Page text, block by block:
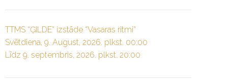
TTMS “ĢILDE” izstāde “Vasaras ritmi”
Svētdiena, 9. August, 2026. plkst. 00:00
Līdz 9. septembris, 2026. plkst. 20:00